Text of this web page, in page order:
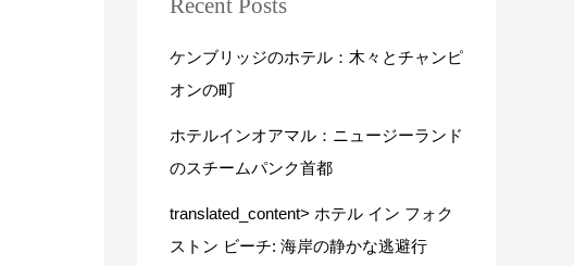
Recent Posts
ケンブリッジのホテル：木々とチャンピ
オンの町
ホテルインオアマル：ニュージーランド
のスチームパンク首都
translated_content> ホテル イン フォク
ストン ビーチ: 海岸の静かな逃避行